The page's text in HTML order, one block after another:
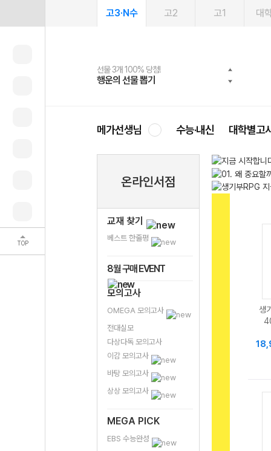
TOP
고3·N수 고2 고1 대
선물 3개 100% 당첨!
행운의 선물 뽑기
선물 100% 증정!
메가스터디 X 올리브
2027 러셀 단과
강사 공개선발
스마트러닝앱
설문 EVENT
메가패스
3일 무료 체험권
메가패스 수강생 무료혜택!
메가클럽 멤버십
사회공헌 캠페인
희망이룸 메가나눔
메가선생님 수능·내신 대학별고
온라인서점
교재 찾기
베스트 한줄평
8월 구매 EVENT
모의고사
OMEGA 모의고사
전대실모
다상다독 모의고사
이감 모의고사
바탕 모의고사
상상 모의고사
MEGA PICK
EBS 수능완성
생